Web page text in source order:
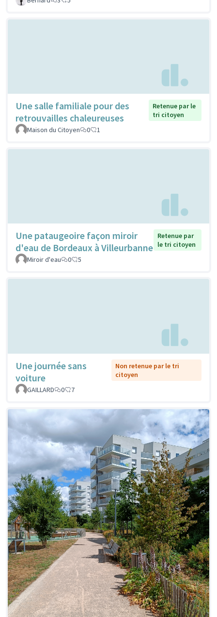
Une salle familiale pour des
retrouvailles chaleureuses
Retenue par le
tri citoyen
Maison du Citoyen
0 1
Une pataugeoire façon miroir
d'eau de Bordeaux à Villeurbanne
Retenue par
le tri citoyen
Miroir d'eau
0 5
Une journée sans
voiture
Non retenue par le tri
citoyen
GAILLARD
0 7